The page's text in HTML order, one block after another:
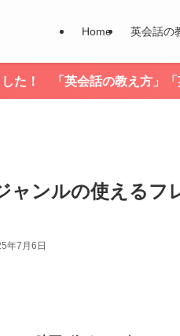
Home 英会話の
た！ 「英会話の教え方」「
ャンルの使えるフ
年7月6日